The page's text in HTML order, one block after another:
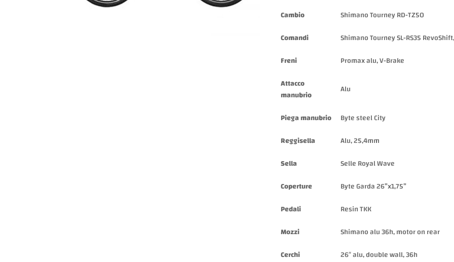
Cambio
Shimano Tourney RD-TZ50
Comandi
Shimano Tourney SL-RS35
Freni
Promax alu, V-Brake
Attacco
manubrio
Alu
Piega manubrio
Byte steel City
Reggisella
Alu, 25,4mm
Sella
Selle Royal Wave
Coperture
Byte Garda 26”x1,75”
Pedali
Resin TKK
Mozzi
Shimano alu 36h, motor on rear
Cerchi
26″ alu, double wall, 36h